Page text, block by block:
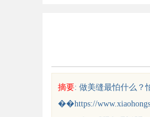
摘要: 做美缝最怕什么？
��https://